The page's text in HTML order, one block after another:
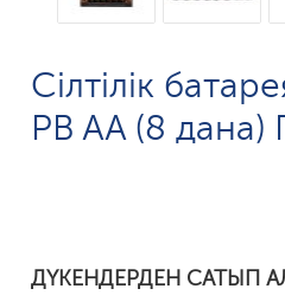
Сілтілік
PB AA (8
ДҮКЕНДЕРДЕН САТЫП